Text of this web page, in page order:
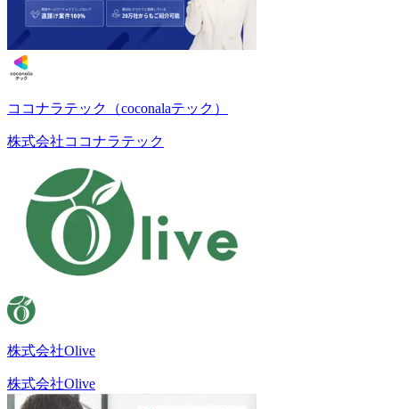
ココナラテック（coconalaテック）
株式会社ココナラテック
株式会社Olive
株式会社Olive